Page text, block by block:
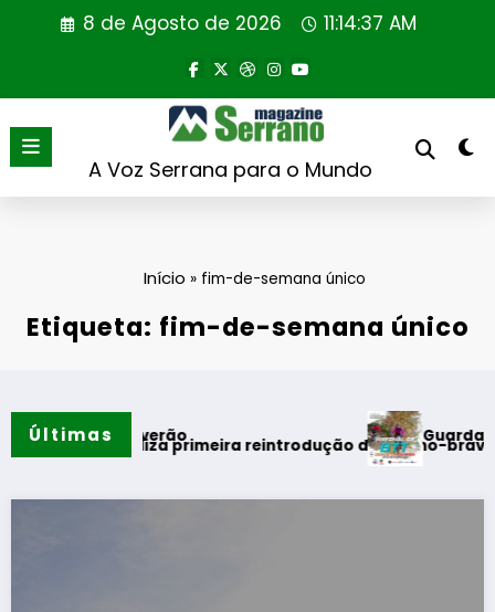
8 de Agosto de 2026 11:14:38 AM
A Voz Serrana para o Mundo
Início » fim-de-semana único
Etiqueta: fim-de-semana único
Últimas
do verão
realiza primeira reintrodução de coelho-bravo em área
Guarda desafia